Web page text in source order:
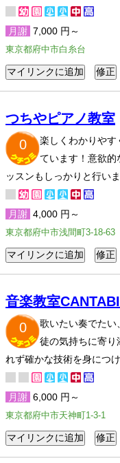
月謝 7,000 円～
東京都府中市白糸台
つちやピアノ教室
0
楽しくわかりやす
ています！意欲的
ッスンもしっかりと行い
月謝 4,000 円～
東京都府中市浅間町3-18-63
音楽教室
0
歌いたい奏でたい
徒の気持ちに寄り
れず確かな技術を身につ
月謝 6,000 円～
東京都府中市天神町1-3-1